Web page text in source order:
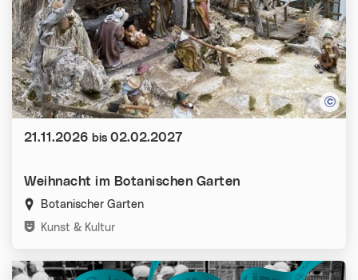
Weihnacht im Botanischen Garten
Botanischer Garten
Kategorien:
Kunst & Kultur
Datum:
21.11.2026 bis 02.02.2027